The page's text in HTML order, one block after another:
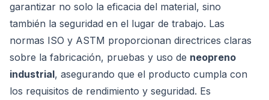
garantizar no solo la eficacia del material, sino
también la seguridad en el lugar de trabajo. Las
normas ISO y ASTM proporcionan directrices claras
sobre la fabricación, pruebas y uso de neopreno
industrial, asegurando que el producto cumpla con
los requisitos de rendimiento y seguridad. Es